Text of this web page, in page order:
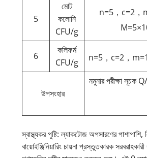
5
মোট
কলোনি
CFU/g
n=5，c=2，
6
কলিফর্ম
CFU/g
n=5，c=2，
উপসংহার
নমুনার পরীক্ষা সূচক
স্বাস্থ্যকর পুষ্টি: ল্যাকটোজ অপসারণের পাশাপাশি,
বায়োইঞ্জিনিয়ারিং চায়না প্রস্তুতকারক সরবরাহকারী